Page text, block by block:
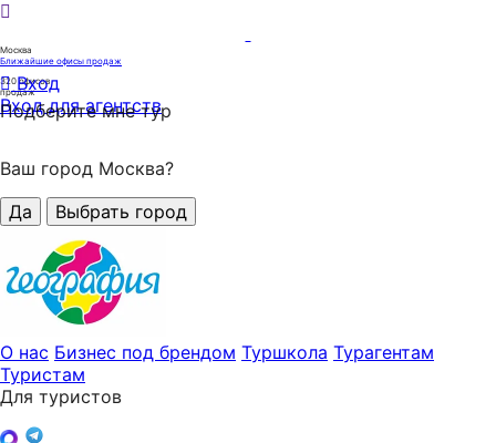
Москва
Ближайшие офисы продаж
320офисов
продаж
Вход
Вход для агентств
Подберите мне тур
Ваш город Москва?
Да
Выбрать город
О нас Бизнес под брендом Туршкола Турагентам
Туристам
Для туристов